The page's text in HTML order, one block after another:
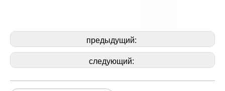
предыдущий:
следующий: